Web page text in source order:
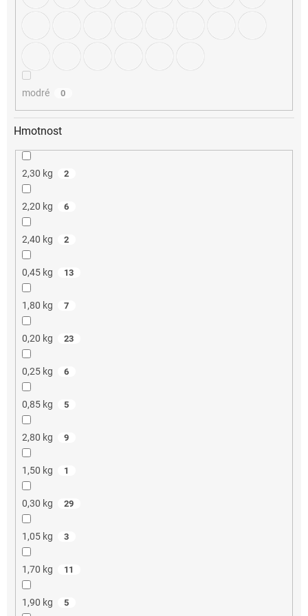
modré 0
Hmotnost
2,30 kg 2
2,20 kg 6
2,40 kg 2
0,45 kg 13
1,80 kg 7
0,20 kg 23
0,25 kg 6
0,85 kg 5
2,80 kg 9
1,50 kg 1
0,30 kg 29
1,05 kg 3
1,70 kg 11
1,90 kg 5